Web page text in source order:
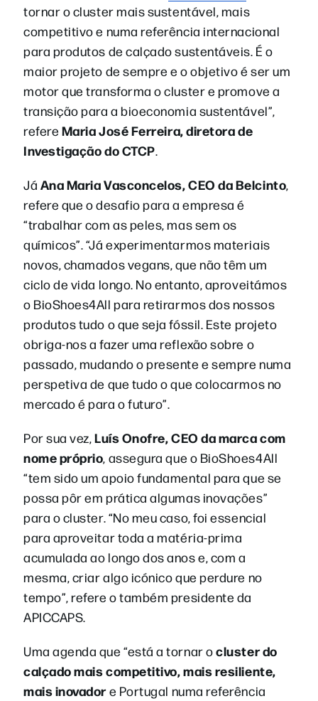
tornar o cluster mais sustentável, mais
competitivo e numa referência internacional
para produtos de calçado sustentáveis. É o
maior projeto de sempre e o objetivo é ser um
motor que transforma o cluster e promove a
transição para a bioeconomia sustentável”,
refere Maria José Ferreira, diretora de
Investigação do CTCP.
Já Ana Maria Vasconcelos, CEO da Belcinto,
refere que o desafio para a empresa é
“trabalhar com as peles, mas sem os
químicos”. “Já experimentarmos materiais
novos, chamados vegans, que não têm um
ciclo de vida longo. No entanto, aproveitámos
o BioShoes4All para retirarmos dos nossos
produtos tudo o que seja fóssil. Este projeto
obriga-nos a fazer uma reflexão sobre o
passado, mudando o presente e sempre numa
perspetiva de que tudo o que colocarmos no
mercado é para o futuro”.
Por sua vez,Luís Onofre, CEO da marca com
nome próprio, assegura que o BioShoes4All
“tem sido um apoio fundamental para que se
possa pôr em prática algumas inovações”
para o cluster. “No meu caso, foi essencial
para aproveitar toda a matéria-prima
acumulada ao longo dos anos e, com a
mesma, criar algo icónico que perdure no
tempo”, refere o também presidente da
APICCAPS.
Uma agenda que “está a tornar ocluster do
calçadomais competitivo, mais resiliente,
mais inovadore Portugal numa referência